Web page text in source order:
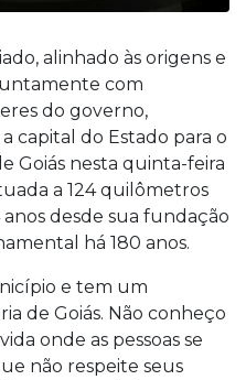
alinhado às origens e
com
do governo,
capital do Estado para o
Goiás nesta quinta-feira
a 124 quilômetros
desde sua fundação
há 180 anos.
e tem um
de Goiás. Não conheço
onde as pessoas se
não respeite seus